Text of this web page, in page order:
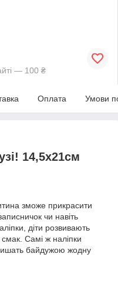
— 100 ₴
Оплата Умови
14,5х21см
зможе прикрасити
чи навіть
діти розвивають
Самі ж наліпки
байдужою жодну